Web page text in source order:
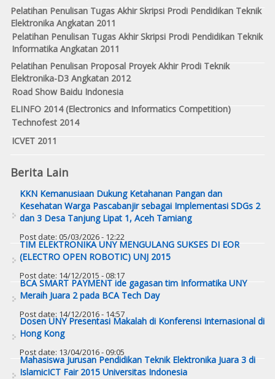
Pelatihan Penulisan Tugas Akhir Skripsi Prodi Pendidikan Teknik
Elektronika Angkatan 2011
Pelatihan Penulisan Tugas Akhir Skripsi Prodi Pendidikan Teknik
Informatika Angkatan 2011
Pelatihan Penulisan Proposal Proyek Akhir Prodi Teknik
Elektronika-D3 Angkatan 2012
Road Show Baidu Indonesia
ELINFO 2014 (Electronics and Informatics Competition)
Technofest 2014
ICVET 2011
Berita Lain
KKN Kemanusiaan Dukung Ketahanan Pangan dan
Kesehatan Warga Pascabanjir sebagai Implementasi SDGs 2
dan 3 Desa Tanjung Lipat 1, Aceh Tamiang
Post date: 05/03/2026 - 12:22
TIM ELEKTRONIKA UNY MENGULANG SUKSES DI EOR
(ELECTRO OPEN ROBOTIC) UNJ 2015
Post date: 14/12/2015 - 08:17
BCA SMART PAYMENT ide gagasan tim Informatika UNY
Meraih Juara 2 pada BCA Tech Day
Post date: 14/12/2016 - 14:57
Dosen UNY Presentasi Makalah di Konferensi Internasional di
Hong Kong
Post date: 13/04/2016 - 09:05
Mahasiswa Jurusan Pendidikan Teknik Elektronika Juara 3 di
IslamicICT Fair 2015 Universitas Indonesia